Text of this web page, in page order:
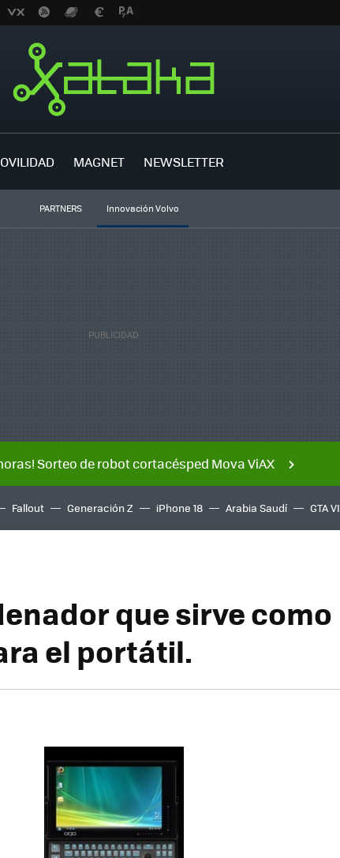
MAGNET NEWSLETTER
PARTNERS Innovación Volvo
Sorteo de robot cortacésped Mova ViAX
Fallout Generación Z iPhone 18 Arabia Saudí GTA VI
que sirve como
el portátil.